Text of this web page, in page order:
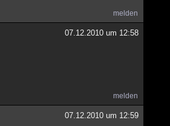
melden
07.12.2010 um 12:58
melden
07.12.2010 um 12:59